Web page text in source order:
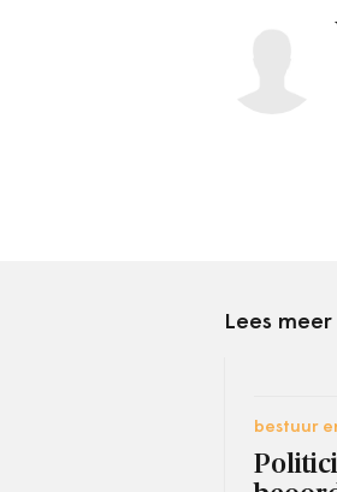
Lees meer
bestuur